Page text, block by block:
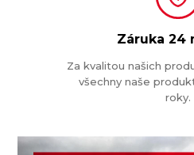
Záruka 24
Za kvalitou našich
všechny naše
roky.